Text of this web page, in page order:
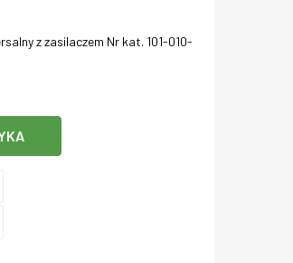
z zasilaczem Nr kat. 101-010-